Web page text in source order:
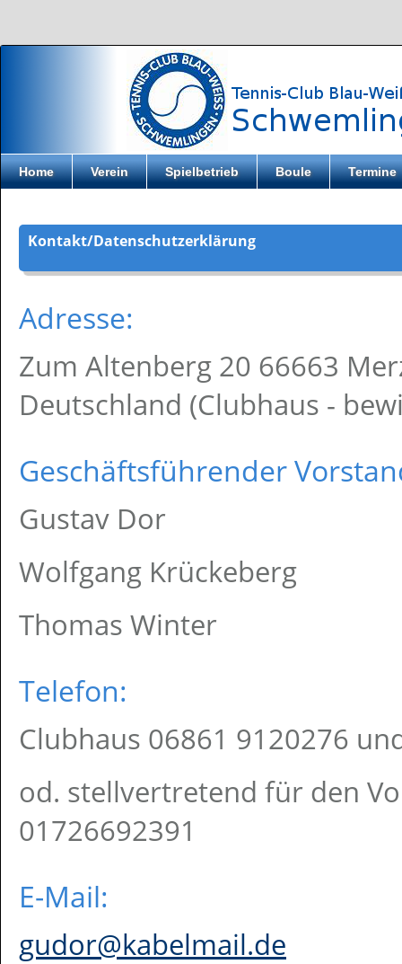
Direkt zum Inhalt
Home Verein Spielbetrieb Boule Termine
Kontakt/Datenschutzerklärung
Adresse:
Zum Altenberg 20 66663
Deutschland (Clubhaus -
Geschäftsführender
Gustav Dor
Wolfgang Krückeberg
Thomas Winter
Telefon:
Clubhaus 06861 9120276
od. stellvertretend für den
01726692391
E-Mail:
gudor@kabelmail.de